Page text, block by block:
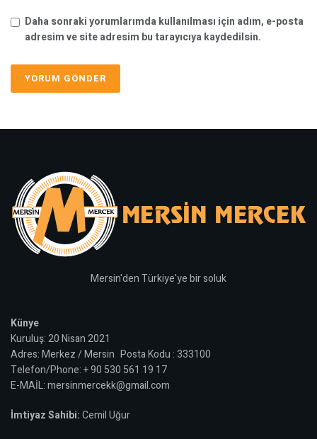
Daha sonraki yorumlarımda kullanılması için adım, e-posta
adresim ve site adresim bu tarayıcıya kaydedilsin.
Mersin'den Türkiye'ye bir soluk
Künye
Kuruluş: 20 Nisan 2021
Adres: Merkez / Mersin Posta Kodu : 333100
Telefon/Phone: + 90 530 561 19 17
E-MAİL: mersinmercekk@gmail.com
İmtiyaz Sahibi:Cemil Uğur